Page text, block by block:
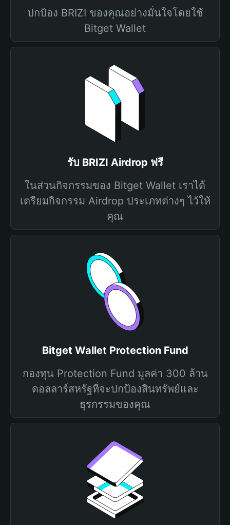
ปกป้อง BRIZI ของคุณอย่างมั่นใจโดยใช้
Bitget Wallet
รับ BRIZI Airdrop ฟรี
ในส่วนกิจกรรมของ Bitget Wallet เราได้
เตรียมกิจกรรม Airdrop ประเภทต่างๆ ไว้ให้
คุณ
Bitget Wallet Protection Fund
กองทุน Protection Fund มูลค่า 300 ล้าน
ดอลลาร์สหรัฐที่จะปกป้องสินทรัพย์และ
ธุรกรรมของคุณ